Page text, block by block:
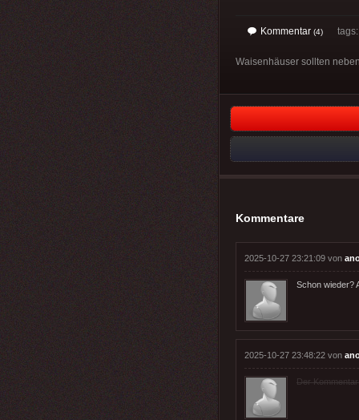
Kommentar (4) tags:
Waisenhäuser sollten
Kommentare
2025-10-27 23:21:09 von
Schon wieder?
2025-10-27 23:48:22 von
Der